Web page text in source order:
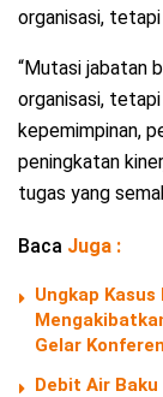
organisasi, tetapi
“Mutasi jabatan
organisasi,
kepemimpinan,
peningkatan
tugas yang
Baca Juga :
Ungkap
Gelar
Debit Air Baku